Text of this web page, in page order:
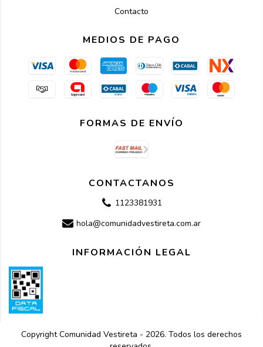
Contacto
MEDIOS DE PAGO
FORMAS DE ENVÍO
CONTACTANOS
1123381931
hola@comunidadvestireta.com.ar
INFORMACIÓN LEGAL
Copyright Comunidad Vestireta - 2026. Todos los derechos